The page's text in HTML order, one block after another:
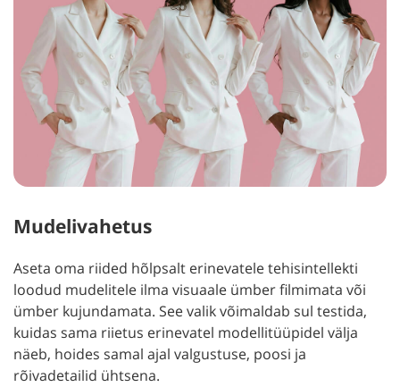
Mudelivahetus
Aseta oma riided hõlpsalt erinevatele tehisintellekti
loodud mudelitele ilma visuaale ümber filmimata või
ümber kujundamata. See valik võimaldab sul testida,
kuidas sama riietus erinevatel modellitüüpidel välja
näeb, hoides samal ajal valgustuse, poosi ja
rõivadetailid ühtsena.